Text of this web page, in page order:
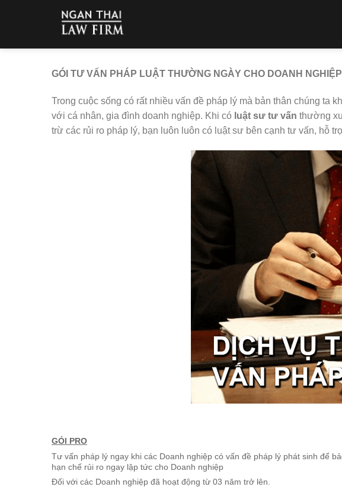
GÓI TƯ VẤN PHÁP LUẬT THƯỜNG NGÀY CHO DOANH NGHIỆP
Trong cuộc sống có rất nhiều vấn đề pháp lý mà bản thân chúng ta
với cá nhân, gia đình doanh nghiệp. Khi có luật sư tư vấn thường
trừ các rủi ro pháp lý, bạn luôn luôn có luật sư bên cạnh tư vấn, hỗ
GÓI PRO
Tư vấn pháp lý ngay khi các Doanh nghiệp có vấn đề pháp lý phát sinh để
hạn chế rủi ro ngay lập tức cho Doanh nghiệp
Đối với các Doanh nghiệp đã hoạt động từ 03 năm trở lên.